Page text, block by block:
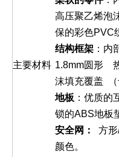
主要材料
高压聚乙烯泡
保的彩色PVC
结构框架 ：内
1.8mm圆形
沫填充覆盖 （
地板 ：优质的
锁的ABS地板
安全网：
方
颜色。